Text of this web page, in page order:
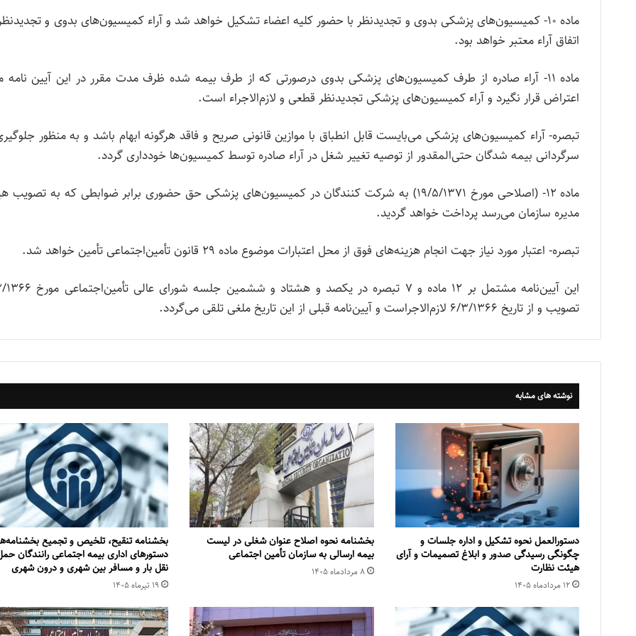
ماده 10- کمیسیون‌های پزشکی بدوی و تجدیدنظر با حضور کلیه اعضاء تشکیل خواهد شد و آراء کمیسیون‌های بدوی و
اتفاق آراء معتبر خواهد بود.
ماده 11- آراء صادره از طرف کمیسیون‌های پزشکی بدوی درصورتی که از طرف بیمه شده ظرف مدت مقرر در این آیین نامه
اعتراض قرار نگیرد و آراء کمیسیون‌های پزشکی تجدیدنظر قطعی و لازم‌الاجراء است.
تبصره- آراء کمیسیون‌های پزشکی می‌بایست قابل انطباق با موازین قانونی صریح و فاقد هرگونه ابهام باشد و به منظور
سرگردانی بیمه شدگان حتی‌المقدور از توصیه تغییر شغل در آراء صادره توسط کمیسیون‌ها خودداری گردد.
ماده‌ 12- (اصلاحی‌ مورخ‌ 19/5/1371) به‌ شرکت‌ کنندگان‌ در کمیسیون‌های‌ پزشکی‌ حق‌ حضوری‌ برابر ضوابطی‌ که‌ به‌ تصویب‌
مدیره‌ سازمان‌ می‌رسد پرداخت‌ خواهد گردید.
تبصره‌- اعتبار مورد نیاز جهت‌ انجام‌ هزینه‌های‌ فوق‌ از محل‌ اعتبارات‌ موضوع‌ ماده‌ 29 قانون‌ تأمین‌‌اجتماعی‌ تأمین‌ خواهد شد.
این‌ آیین‌نامه‌ مشتمل‌ بر 12 ماده‌ و 7 تبصره‌ در یکصد و هشتاد و
تصویب‌ و از تاریخ‌ 6/3/1366 لازم‌الاجراست‌ و آیین‌نامه‌ قبلی‌ از این‌ تاریخ‌ ملغی‌ تلقی‌ می‌گردد.
نوشته های مشابه
دستورالعمل نحوه تشکیل و اداره جلسات و
چگونگی رسیدگی صدور و ‏ابلاغ تصمیمات و‎ ‎آرای
هیئت نظارت
۱۲ مرداد‌ماه ۱۴۰۵
بخشنامه نحوه اصلاح عنوان شغلی در لیست
بیمه ارسالی به سازمان تأمین اجتماعی
۸ مرداد‌ماه ۱۴۰۵
بخشنامه تنقیح، تلخیص و تجمیع
دستورهای اداری بیمه اجتماعی رانندگان
نقل بار و مسافر بین شهری و درون شهری
۱۹ تیر‌ماه ۱۴۰۵